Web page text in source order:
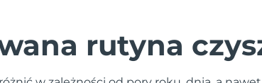
rutyna